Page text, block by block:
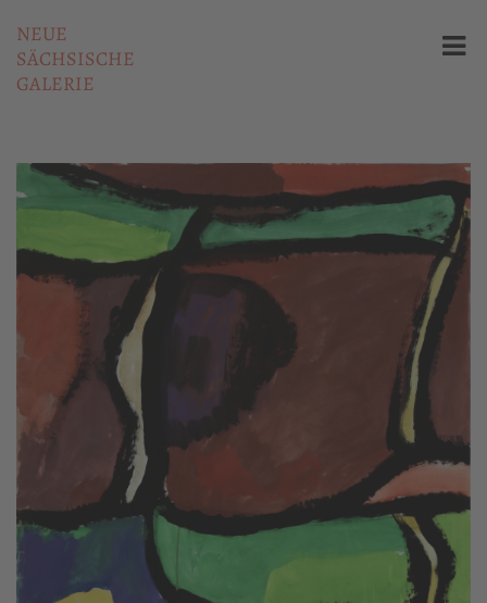
NEUE
SÄCHSISCHE
GALERIE